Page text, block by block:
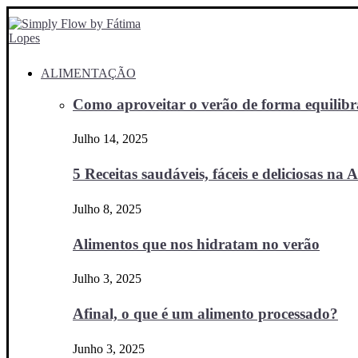
ALIMENTAÇÃO
Como aproveitar o verão de forma
Julho 14, 2025
5 Receitas saudáveis, fáceis e deliciosas na
Julho 8, 2025
Alimentos que nos hidratam no verão
Julho 3, 2025
Afinal, o que é um alimento processado?
Junho 3, 2025